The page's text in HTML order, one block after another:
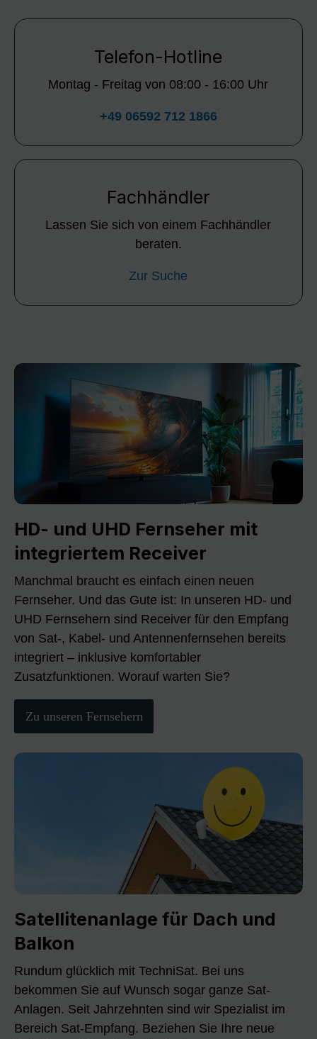
Telefon-Hotline
Montag - Freitag von 08:00 - 16:00 Uhr
+49 06592 712 1866
Fachhändler
Lassen Sie sich von einem Fachhändler
beraten.
Zur Suche
HD- und UHD Fernseher mit
integriertem Receiver
Manchmal braucht es einfach einen neuen
Fernseher. Und das Gute ist: In unseren HD- und
UHD Fernsehern sind Receiver für den Empfang
von Sat-, Kabel- und Antennenfernsehen bereits
integriert – inklusive komfortabler
Zusatzfunktionen. Worauf warten Sie?
Zu unseren Fernsehern
Satellitenanlage für Dach und
Balkon
Rundum glücklich mit TechniSat. Bei uns
bekommen Sie auf Wunsch sogar ganze Sat-
Anlagen. Seit Jahrzehnten sind wir Spezialist im
Bereich Sat-Empfang. Beziehen Sie Ihre neue